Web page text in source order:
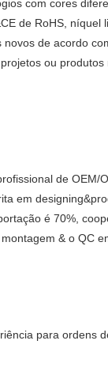
com cores
de RoHS, níquel
de acordo
ou produtos
de OEM/
em
é 70%,
& o QC
para ordens